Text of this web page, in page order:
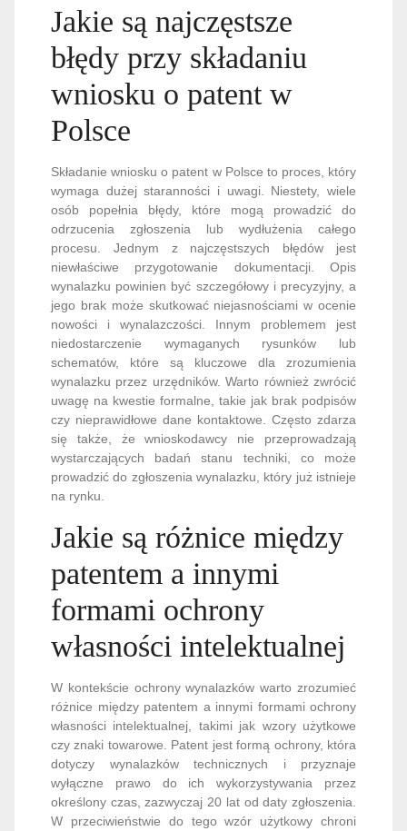
Jakie są najczęstsze
błędy przy składaniu
wniosku o patent w
Polsce
Składanie wniosku o patent w Polsce to proces, który
wymaga dużej staranności i uwagi. Niestety, wiele
osób popełnia błędy, które mogą prowadzić do
odrzucenia zgłoszenia lub wydłużenia całego
procesu. Jednym z najczęstszych błędów jest
niewłaściwe przygotowanie dokumentacji. Opis
wynalazku powinien być szczegółowy i precyzyjny, a
jego brak może skutkować niejasnościami w ocenie
nowości i wynalazczości. Innym problemem jest
niedostarczenie wymaganych rysunków lub
schematów, które są kluczowe dla zrozumienia
wynalazku przez urzędników. Warto również zwrócić
uwagę na kwestie formalne, takie jak brak podpisów
czy nieprawidłowe dane kontaktowe. Często zdarza
się także, że wnioskodawcy nie przeprowadzają
wystarczających badań stanu techniki, co może
prowadzić do zgłoszenia wynalazku, który już istnieje
na rynku.
Jakie są różnice między
patentem a innymi
formami ochrony
własności intelektualnej
W kontekście ochrony wynalazków warto zrozumieć
różnice między patentem a innymi formami ochrony
własności intelektualnej, takimi jak wzory użytkowe
czy znaki towarowe. Patent jest formą ochrony, która
dotyczy wynalazków technicznych i przyznaje
wyłączne prawo do ich wykorzystywania przez
określony czas, zazwyczaj 20 lat od daty zgłoszenia.
W przeciwieństwie do tego wzór użytkowy chroni